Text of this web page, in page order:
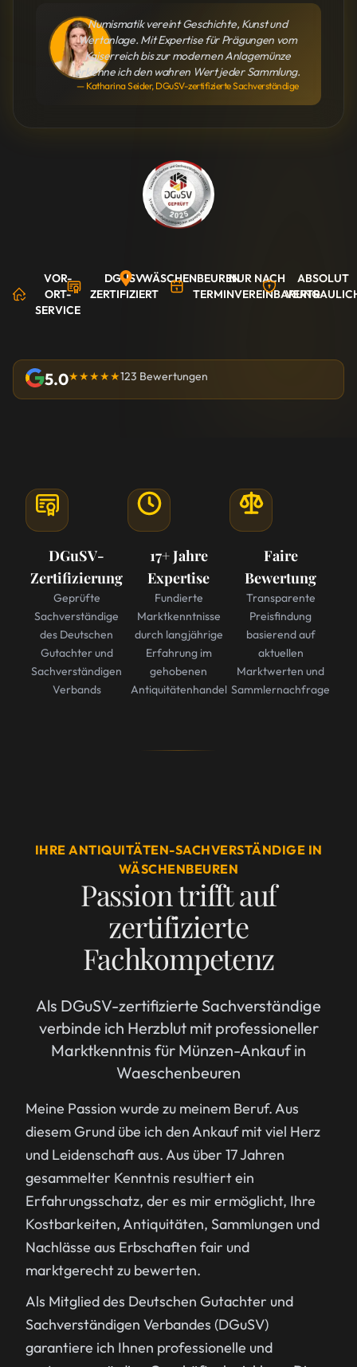
Numismatik vereint Geschichte, Kunst und
Wertanlage. Mit Expertise für Prägungen vom
Kaiserreich bis zur modernen Anlagemünze
erkenne ich den wahren Wert jeder Sammlung.
— Katharina Seider, DGuSV-zertifizierte Sachverständige
VOR-
ORT-
SERVICE
DGUSV
ZERTIFIZIERT
WÄSCHENBEURENNUR NACH
TERMINVEREINBARUNG
ABSOLUT
5.0★★★★★123 Bewertungen
DGuSV-
Zertifizierung
Geprüfte
Sachverständige
des Deutschen
Gutachter und
Sachverständigen
Verbands
17+ Jahre
Expertise
Fundierte
Marktkenntnisse
durch langjährige
Erfahrung im
gehobenen
Antiquitätenhandel
Faire
Bewertung
Transparente
Preisfindung
basierend auf
aktuellen
Marktwerten und
Sammlernachfrage
IHRE ANTIQUITÄTEN-SACHVERSTÄNDIGE IN
WÄSCHENBEUREN
Passion trifft auf
zertifizierte
Fachkompetenz
Als DGuSV-zertifizierte Sachverständige
verbinde ich Herzblut mit professioneller
Marktkenntnis für Münzen-Ankauf in
Waeschenbeuren
Meine Passion wurde zu meinem Beruf. Aus
diesem Grund übe ich den Ankauf mit viel Herz
und Leidenschaft aus. Aus über 17 Jahren
gesammelter Kenntnis resultiert ein
Erfahrungsschatz, der es mir ermöglicht, Ihre
Kostbarkeiten, Antiquitäten, Sammlungen und
Nachlässe aus Erbschaften fair und
marktgerecht zu bewerten.
Als Mitglied des Deutschen Gutachter und
Sachverständigen Verbandes (DGuSV)
garantiere ich Ihnen professionelle und